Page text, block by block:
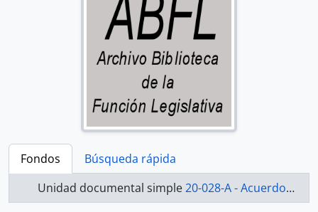
Fondos
Búsqueda rápida
Unidad documental simple20-028-A - Acuerdo-1998-2000